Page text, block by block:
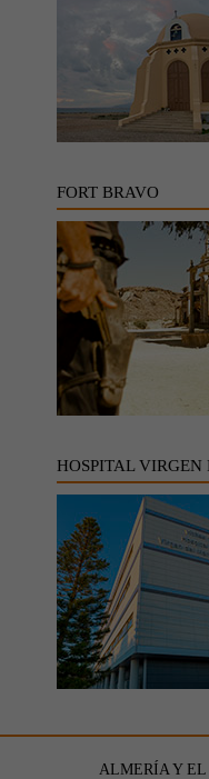
FORT BRAVO
HOSPITAL VIRGEN
ALMERÍA Y EL